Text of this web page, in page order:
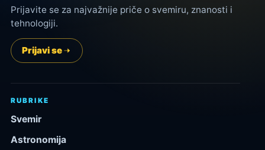
Prijavite se za najvažnije priče o svemiru, znanosti i
tehnologiji.
Prijavi se
RUBRIKE
Svemir
Astronomija